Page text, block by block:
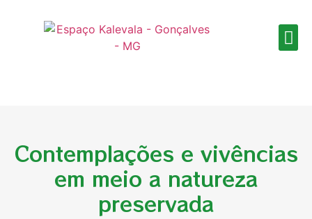
Contemplações e vivências
em meio a natureza
preservada